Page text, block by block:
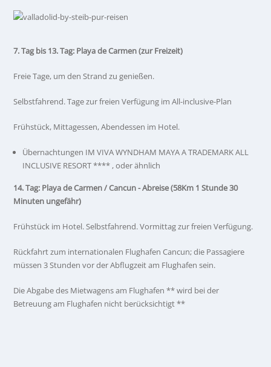
7. Tag bis 13. Tag: Playa de Carmen (zur Freizeit)
Freie Tage, um den Strand zu genießen.
Selbstfahrend. Tage zur freien Verfügung im All-inclusive-Plan
Frühstück, Mittagessen, Abendessen im Hotel.
Übernachtungen IM VIVA WYNDHAM MAYA A TRADEMARK ALL
INCLUSIVE RESORT **** , oder ähnlich
14. Tag: Playa de Carmen / Cancun - Abreise (58Km 1 Stunde 30
Minuten ungefähr)
Frühstück im Hotel. Selbstfahrend. Vormittag zur freien Verfügung.
Rückfahrt zum internationalen Flughafen Cancun; die Passagiere
müssen 3 Stunden vor der Abflugzeit am Flughafen sein.
Die Abgabe des Mietwagens am Flughafen ** wird bei der
Betreuung am Flughafen nicht berücksichtigt **